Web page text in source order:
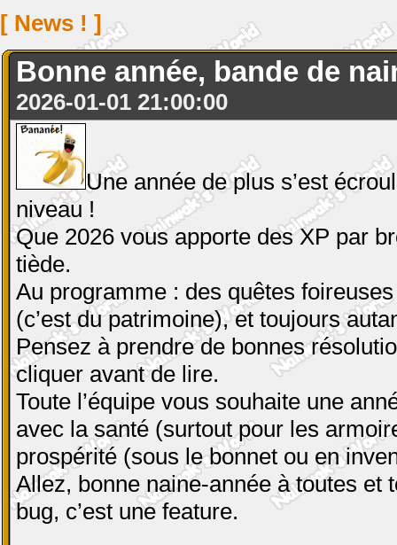
[ News ! ]
Bonne année, bande de
2026-01-01 21:00:00
Une année de plus s’est
niveau !
Que 2026 vous apporte des XP par
tiède.
Au programme : des quêtes
(c’est du patrimoine), et toujours
Pensez à prendre de bonnes
cliquer avant de lire.
Toute l’équipe vous souhaite une
avec la santé (surtout pour les
prospérité (sous le bonnet ou en
Allez, bonne naine-année à toutes et
bug, c’est une feature.